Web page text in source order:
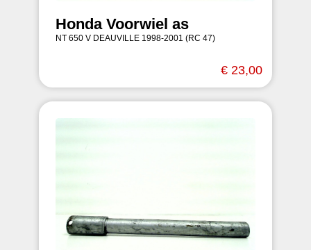
Honda Voorwiel as
NT 650 V DEAUVILLE 1998-2001 (RC 47)
€ 23,00